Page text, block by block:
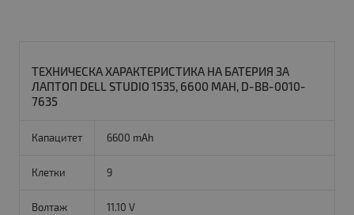
ТЕХНИЧЕСКА ХАРАКТЕРИСТИКА НА БАТЕРИЯ ЗА
ЛАПТОП DELL STUDIO 1535, 6600 MAH, D-BB-0010-
7635
Капацитет 6600 mAh
Клетки 9
Волтаж 11.10 V